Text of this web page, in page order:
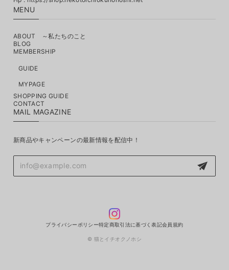
MENU
ABOUT ～私たちのこと
BLOG
MEMBERSHIP
GUIDE
MYPAGE
SHOPPING GUIDE
CONTACT
MAIL MAGAZINE
新商品やキャンペーンの最新情報を配信中！
プライバシーポリシー特定商取引法に基づく表記会員規約
© 猫とイチオクノホシ